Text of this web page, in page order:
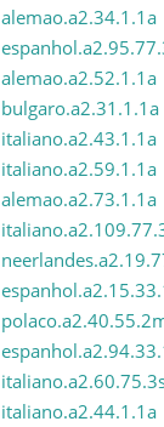
alemao.a2.34.1.1a
alemao.a2.52.1.1a
bulgaro.a2.31.1.1a
italiano.a2.43.1.1a
italiano.a2.59.1.1a
alemao.a2.73.1.1a
italiano.a2.44.1.1a